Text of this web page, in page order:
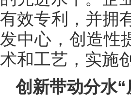
有效专利，并拥
发中心，创造性
术和工艺，实施
创新带动分水“